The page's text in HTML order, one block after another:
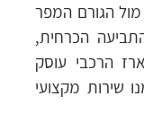
מול הגורם המפר
הכרחית,
הרכבי עוסק
שירות מקצועי